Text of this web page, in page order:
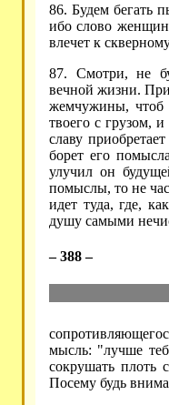
86. Будем бегать
ибо слово
влечет к
87. Смотри, не
вечной жизни.
жемчужины, чтоб
твоего с грузом,
славу
борет его
улучил он
помыслы, то не
идет туда, где,
душу самыми
– 388 –
мысль: "лучше
сокрушать плоть
Посему будь